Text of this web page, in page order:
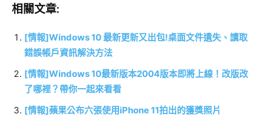
相關文章:
[情報]Windows 10 最新更新又出包!桌面文件遺失、讀取
錯誤帳戶資訊解決方法
[情報]Windows 10最新版本2004版本即將上線！改版改
了哪裡？帶你一起來看看
[情報]蘋果公布六張使用iPhone 11拍出的獲獎照片